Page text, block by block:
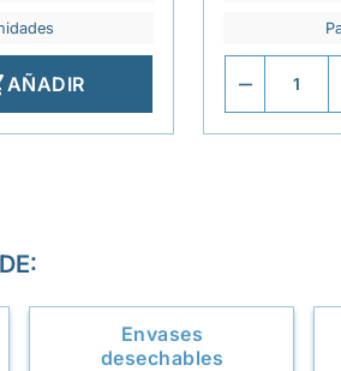
AÑADIR
Envases
desechables